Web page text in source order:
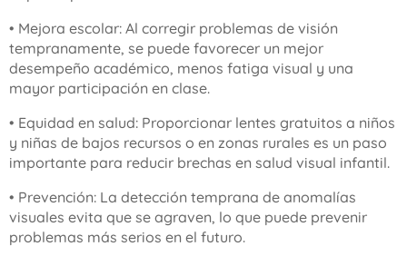
• Mejora escolar: Al corregir problemas de visión
tempranamente, se puede favorecer un mejor
desempeño académico, menos fatiga visual y una
mayor participación en clase.
• Equidad en salud: Proporcionar lentes gratuitos a niños
y niñas de bajos recursos o en zonas rurales es un paso
importante para reducir brechas en salud visual infantil.
• Prevención: La detección temprana de anomalías
visuales evita que se agraven, lo que puede prevenir
problemas más serios en el futuro.